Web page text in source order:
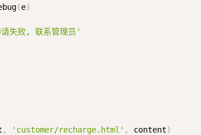
(e)
失败, 联系管理员'
, 'customer/recharge.html' , content)